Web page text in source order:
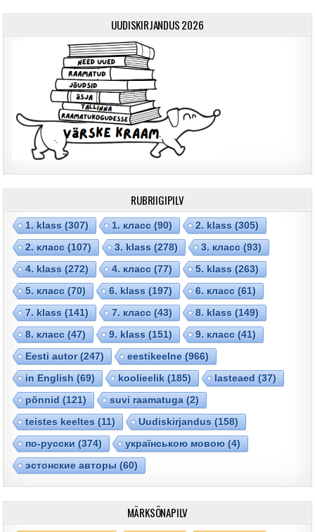
UUDISKIRJANDUS 2026
RUBRIIGIPILV
1. klass (307) 1. класс (90) 2. klass (305)
2. класс (107) 3. klass (278) 3. класс (93)
4. klass (272) 4. класс (77) 5. klass (263)
5. класс (70) 6. klass (197) 6. класс (61)
7. klass (141) 7. класс (43) 8. klass (149)
8. класс (47) 9. klass (151) 9. класс (41)
Eesti autor(247) eestikeelne (966)
in English (69) koolieelik (185) lasteaed (37)
põnnid (121) suvi raamatuga (2)
teistes keeltes (11) Uudiskirjandus (158)
по-русски (374) українською мовою (4)
эстонские авторы (60)
MÄRKSÕNAPILV